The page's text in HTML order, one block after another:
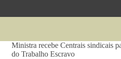
Ministra recebe Centrais sindicais
do Trabalho Escravo